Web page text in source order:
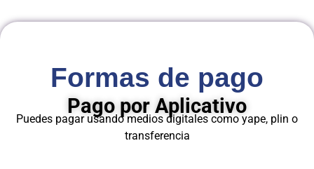
Formas de pago
Pago por Aplicativo
Puedes pagar usando medios digitales como yape, plin o
transferencia